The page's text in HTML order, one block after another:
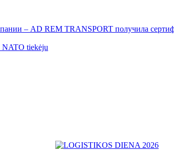
– AD REM TRANSPORT получила
tiekėju